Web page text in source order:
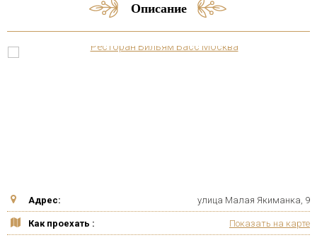
Описание
Адрес: улица Малая Якиманка, 9
Как проехать : Показать на карте